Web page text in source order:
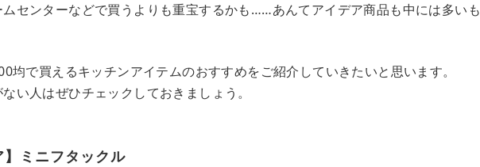
ムセンターなどで買うよりも重宝するかも……あんてアイデア商品も中には多いも
均で買えるキッチンアイテムのおすすめをご紹介していきたいと思います。
い人はぜひチェックしておきましょう。
】ミニフタックル